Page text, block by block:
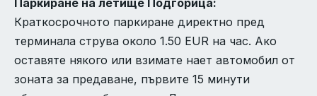
Краткосрочното паркиране директно пред
терминала струва около 1.50 EUR на час. Ако
оставяте някого или взимате нает автомобил от
зоната за предаване, първите 15 минути